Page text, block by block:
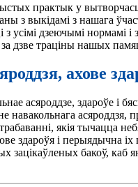
практык у
з выкідамі з нашага
усімі дзеючымі
дзве траціны нашых
ахове
асяроддзе, здароўе і
навакольнага
якія тычацца
здароўя і перыядычна
бакоў,